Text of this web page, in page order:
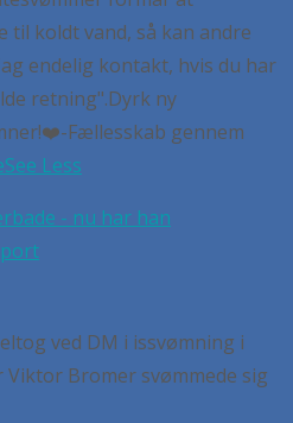
koldt vand, så kan andre
endelig kontakt, hvis du har
retning".Dyrk ny
❤️-Fællesskab gennem
See Less
- nu har han
ved DM i issvømning i
Bromer svømmede sig